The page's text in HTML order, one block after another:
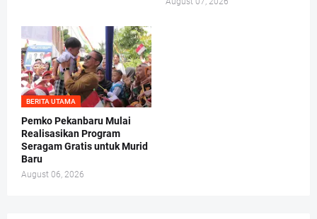
BERITA UTAMA
Pemko Pekanbaru Mulai
Realisasikan Program
Seragam Gratis untuk Murid
Baru
August 06, 2026